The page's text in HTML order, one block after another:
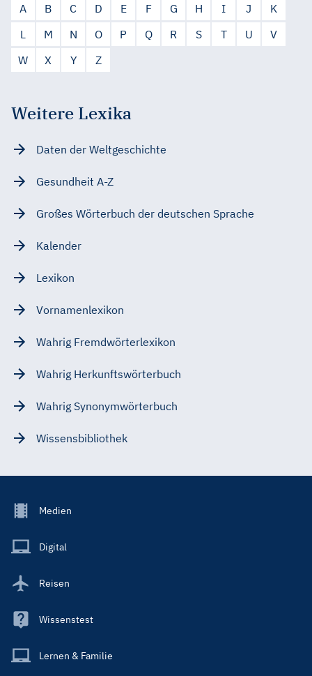
A B C D E F G H I J
K
L
M N O P Q R S T U
V
W
X Y Z
Weitere Lexika
Daten der Weltgeschichte
Gesundheit A-Z
Großes Wörterbuch der deutschen Sprache
Kalender
Lexikon
Vornamenlexikon
Wahrig Fremdwörterlexikon
Wahrig Herkunftswörterbuch
Wahrig Synonymwörterbuch
Wissensbibliothek
Footer
Main
Medien
Digital
Reisen
Wissenstest
Lernen & Familie